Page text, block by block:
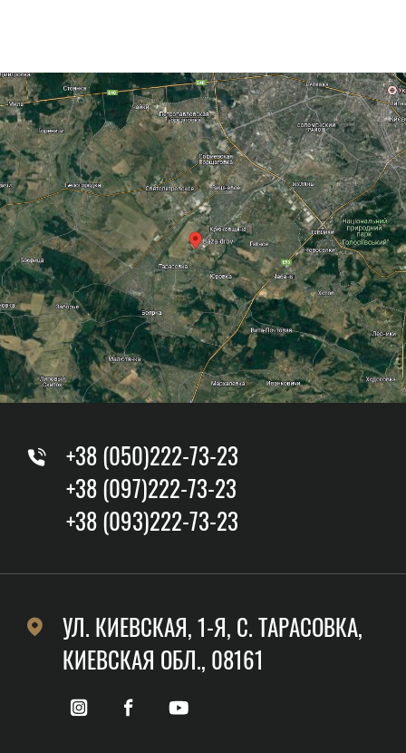
+38 (050)222-73-23
+38 (097)222-73-23
+38 (093)222-73-23
УЛ. КИЕВСКАЯ, 1-Я, C. ТАРАСОВКА,
КИЕВСКАЯ ОБЛ., 08161